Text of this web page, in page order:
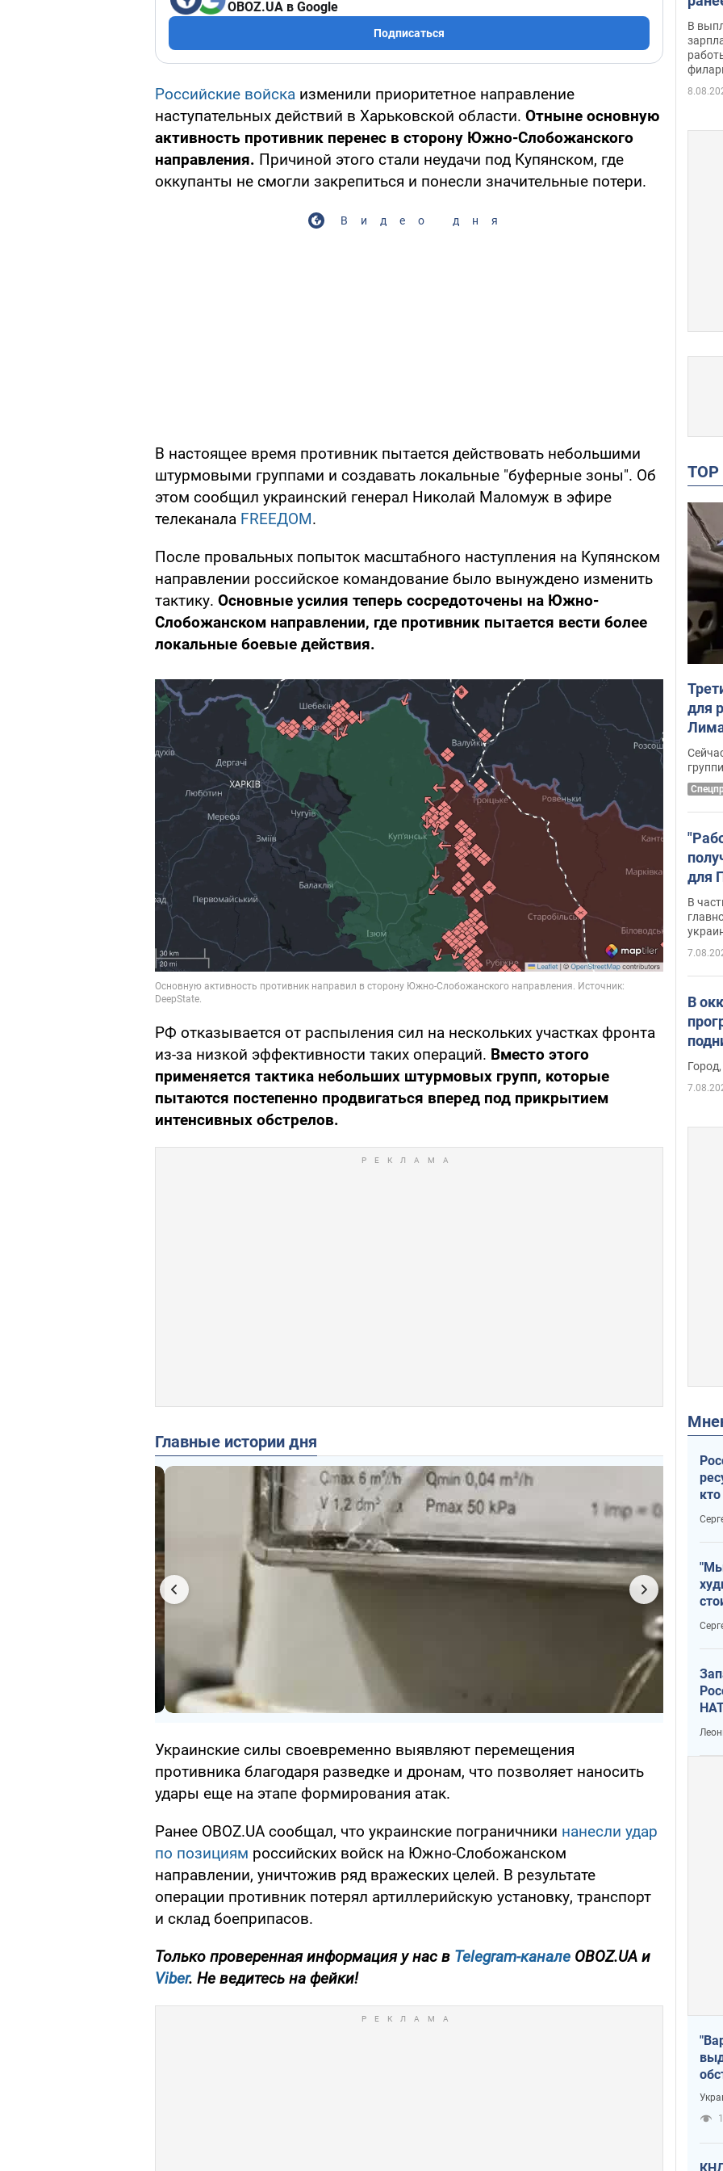
OBOZ.UA в Google
Подписаться
Российские войска изменили приоритетное направление
наступательных действий в Харьковской области. Отныне основную
активность противник перенес в сторону Южно-Слобожанского
направления. Причиной этого стали неудачи под Купянском, где
оккупанты не смогли закрепиться и понесли значительные потери.
Видео дня
В настоящее время противник пытается действовать небольшими
штурмовыми группами и создавать локальные "буферные зоны". Об
этом сообщил украинский генерал Николай Маломуж в эфире
телеканала FREEДОМ.
После провальных попыток масштабного наступления на Купянском
направлении российское командование было вынуждено изменить
тактику. Основные усилия теперь сосредоточены на Южно-
Слобожанском направлении, где противник пытается вести более
локальные боевые действия.
РФ отказывается от распыления сил на нескольких участках фронта
из-за низкой эффективности таких операций. Вместо этого
применяется тактика небольших штурмовых групп, которые
пытаются постепенно продвигаться вперед под прикрытием
интенсивных обстрелов.
Главные истории дня
Украинские силы своевременно выявляют перемещения
противника благодаря разведке и дронам, что позволяет наносить
удары еще на этапе формирования атак.
Ранее OBOZ.UA сообщал, что украинские пограничники нанесли удар
по позициям российских войск на Южно-Слобожанском
направлении, уничтожив ряд вражеских целей. В результате
операции противник потерял артиллерийскую установку, транспорт
и склад боеприпасов.
Только проверенная информация у нас в Telegram-канале OBOZ.UA и
Viber. Не ведитесь на фейки!
В
для
для
В
В